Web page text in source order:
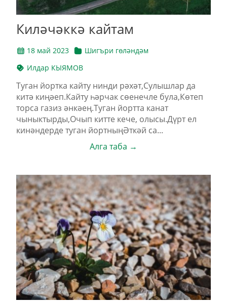
Киләчәккә кайтам
18 май 2023
Шигъри гөләндәм
Илдар КЫЯМОВ
Туган йортка кайту нинди рәхәт,Сулышлар да
китә киңәеп.Кайту һәрчак сөенечле була,Көтеп
торса газиз әнкәең.Туган йортта канат
чыныктырды,Очып китте кече, олысы.Дүрт ел
кинәндерде туган йортныңӘткәй са...
Алга таба →